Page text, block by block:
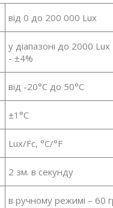
від 0 до 200 000 Lux
у діапазоні до 2000
- ±4%
від -20°С до 50°С
±1°С
Lux/Fc, °С/°F
2 зм. в секунду
в ручному режимі – 60